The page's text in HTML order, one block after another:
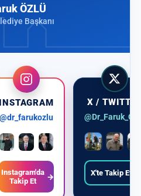
ÖZLÜ
Başkanı
INSTAGRAM
@dr_farukozlu
Instagram'da
Takip Et
→
X /
X'te Takip Et